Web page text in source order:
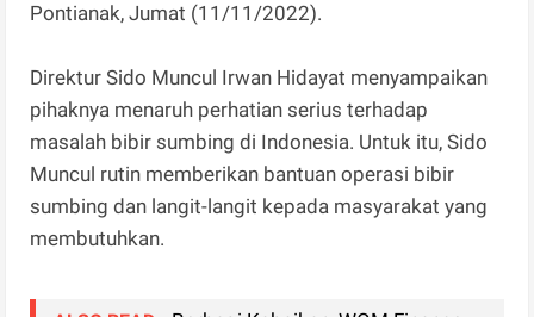
Pontianak, Jumat (11/11/2022).
Direktur Sido Muncul Irwan Hidayat menyampaikan
pihaknya menaruh perhatian serius terhadap
masalah bibir sumbing di Indonesia. Untuk itu, Sido
Muncul rutin memberikan bantuan operasi bibir
sumbing dan langit-langit kepada masyarakat yang
membutuhkan.